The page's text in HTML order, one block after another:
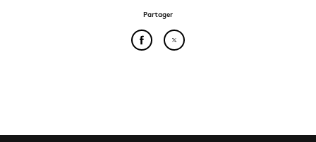
Partager
Partager cet article sur
Partager cet article sur